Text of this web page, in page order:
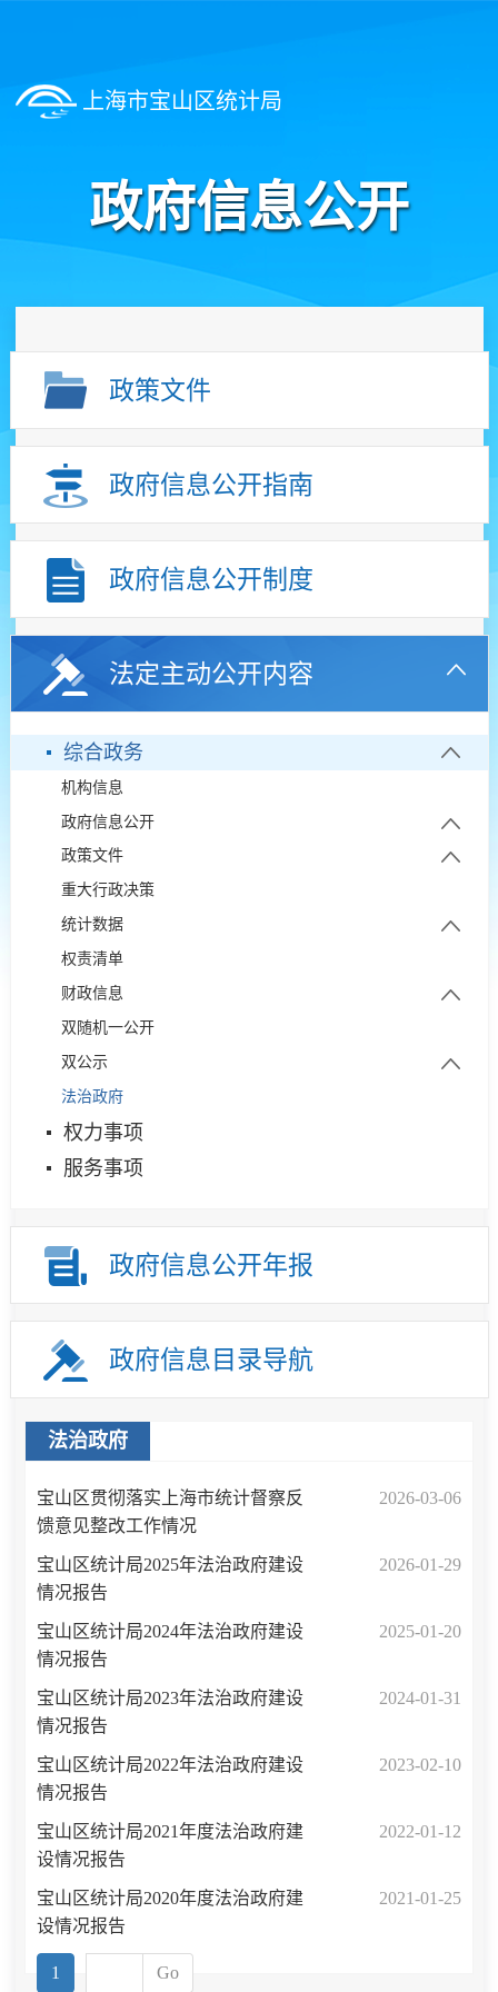
上海市宝山区统计局
政府信息公开
政策文件
政府信息公开指南
政府信息公开制度
法定主动公开内容
综合政务
机构信息
政府信息公开
政府信息公开年报
政府开放日
政策文件
部门文件
重大行政决策
统计数据
统计年鉴
统计公报
月度数据
权责清单
财政信息
部门预决算
双随机一公开
双公示
行政处罚
法治政府
权力事项
服务事项
政府信息公开年报
政府信息目录导航
法治政府
2026-03-06
宝山区贯彻落实上海市统计督察反
馈意见整改工作情况
2026-01-29
宝山区统计局2025年法治政府建设
情况报告
2025-01-20
宝山区统计局2024年法治政府建设
情况报告
2024-01-31
宝山区统计局2023年法治政府建设
情况报告
2023-02-10
宝山区统计局2022年法治政府建设
情况报告
2022-01-12
宝山区统计局2021年度法治政府建
设情况报告
2021-01-25
宝山区统计局2020年度法治政府建
设情况报告
1 Go